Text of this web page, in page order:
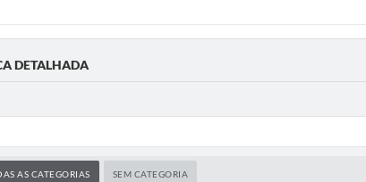
DETALHADA
AS CATEGORIAS SEM CATEGORIA